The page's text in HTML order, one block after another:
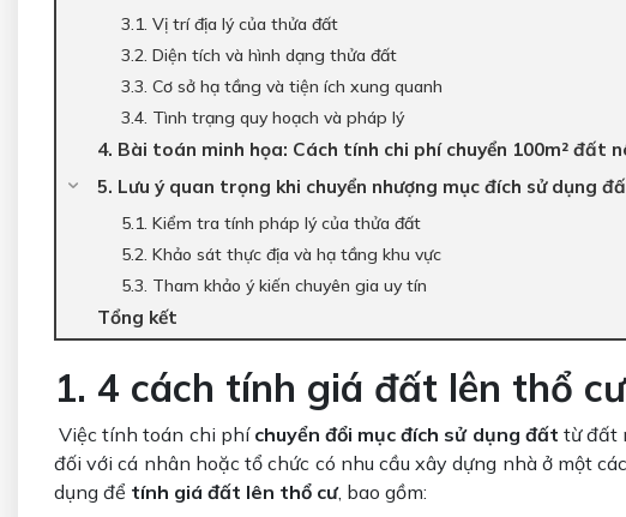
3.1. Vị trí địa lý của thửa đất
3.2. Diện tích và hình dạng thửa đất
3.3. Cơ sở hạ tầng và tiện ích xung quanh
3.4. Tình trạng quy hoạch và pháp lý
4. Bài toán minh họa: Cách tính chi phí chuyển 100m² đất
5. Lưu ý quan trọng khi chuyển nhượng mục đích sử dụng
5.1. Kiểm tra tính pháp lý của thửa đất
5.2. Khảo sát thực địa và hạ tầng khu vực
5.3. Tham khảo ý kiến chuyên gia uy tín
Tổng kết
1. 4 cách tính giá đất lên thổ
Việc tính toán chi phí chuyển đổi mục đích sử dụng đất từ đất
đối với cá nhân hoặc tổ chức có nhu cầu xây dựng nhà ở một
dụng để tính giá đất lên thổ cư, bao gồm: